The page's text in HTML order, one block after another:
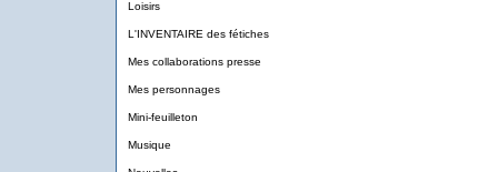
Loisirs
L'INVENTAIRE des fétiches
Mes collaborations presse
Mes personnages
Mini-feuilleton
Musique